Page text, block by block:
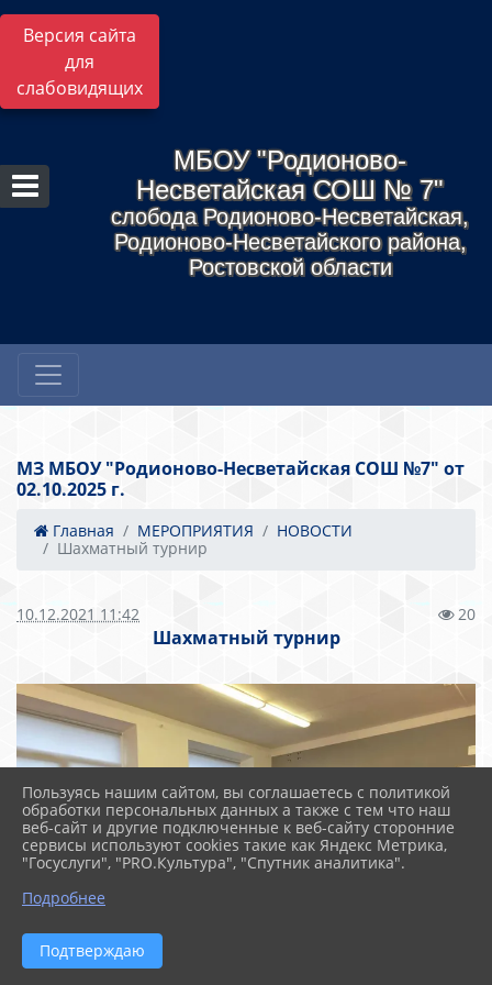
Версия сайта
для
слабовидящих
МБОУ "Родионово-
Несветайская СОШ № 7"
слобода Родионово-Несветайская,
Родионово-Несветайского района,
Ростовской области
МЗ МБОУ "Родионово-Несветайская СОШ №7" от
02.10.2025 г.
Главная МЕРОПРИЯТИЯ
НОВОСТИ
Шахматный турнир
10.12.2021 11:42 20
Шахматный турнир
Пользуясь нашим сайтом, вы соглашаетесь с политикой
обработки персональных данных а также с тем что наш
веб-сайт и другие подключенные к веб-сайту сторонние
сервисы используют cookies такие как Яндекс Метрика,
"Госуслуги", "PRO.Культура", "Спутник аналитика".
Подробнее
Подтверждаю